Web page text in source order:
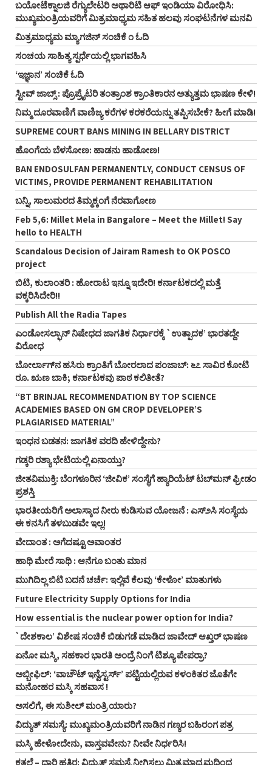
ಬಯೋಟೆಕ್ನಾಲಜಿ ರೆಗ್ಯುಲೇಟರಿ ಅಥಾರಿಟಿ ಆಫ್‌ ಇಂಡಿಯಾ ವಿರೋಧಿಸಿ:
ಮುಖ್ಯಮಂತ್ರಿಯವರಿಗೆ ಮಿತ್ರಮಾಧ್ಯಮ ಸಹಿತ ಹಲವು ಸಂಘಟನೆಗಳ ಮನವಿ
ಮಿತ್ರಮಾಧ್ಯಮ ಮ್ಯಾಗಜಿನ್‌ ಸಂಚಿಕೆ ೧ ಓದಿ
ಸಂಚಯ ಸಾಹಿತ್ಯ ಸ್ಪರ್ಧೆಯಲ್ಲಿ ಭಾಗವಹಿಸಿ
‘ಇಜ್ಞಾನ’ ಸಂಚಿಕೆ ಓದಿ
ಸ್ಟೀವ್‌ ಜಾಬ್ಸ್‌ : ಪ್ರೊಪ್ರೈಟರಿ ತಂತ್ರಾಂಶ ಕ್ರಾಂತಿಕಾರನ ಅತ್ಯುತ್ತಮ ಭಾಷಣ ಕೇಳಿ!
ನಿಮ್ಮ ದೂರವಾಣಿಗೆ ವಾಣಿಜ್ಯ ಕರೆಗಳ ಕರಕರೆಯನ್ನು ತಪ್ಪಿಸಬೇಕೆ? ಹೀಗೆ ಮಾಡಿ!
SUPREME COURT BANS MINING IN BELLARY DISTRICT
ಹೊಂಗೆಯ ಬೆಳಸೋಣ: ಹಾಡನು ಹಾಡೋಣ!
BAN ENDOSULFAN PERMANENTLY, CONDUCT CENSUS OF
VICTIMS, PROVIDE PERMANENT REHABILITATION
ಬನ್ನಿ, ಸಾಲುಮರದ ತಿಮ್ಮಕ್ಕಂಗೆ ನೆರವಾಗೋಣ
Feb 5,6: Millet Mela in Bangalore – Meet the Millet! Say
hello to HEALTH
Scandalous Decision of Jairam Ramesh to OK POSCO
project
ಬಿಟಿ, ಕುಲಾಂತರಿ : ಹೋರಾಟ ಇನ್ನೂ ಇದೇರಿ! ಕರ್ನಾಟಕದಲ್ಲಿ ಮತ್ತೆ
ವಕ್ಕರಿಸಿದೇರಿ!!
Publish All the Radia Tapes
ಎಂಡೋಸಲ್ಫಾನ್ ನಿಷೇಧದ ಜಾಗತಿಕ ನಿರ್ಧಾರಕ್ಕೆ `ಉತ್ಪಾದಕ’ ಭಾರತದ್ದೇ
ವಿರೋಧ
ಬೋರ್ಲಾಗ್‌ನ ಹಸಿರು ಕ್ರಾಂತಿಗೆ ಬೋರಲಾದ ಪಂಜಾಬ್: ೬೭ ಸಾವಿರ ಕೋಟಿ
ರೂ. ಋಣ ಬಾಕಿ; ಕರ್ನಾಟಕವು ಪಾಠ ಕಲಿತೀತೆ?
“BT BRINJAL RECOMMENDATION BY TOP SCIENCE
ACADEMIES BASED ON GM CROP DEVELOPER’S
PLAGIARISED MATERIAL”
ಇಂಧನ ಬಡತನ: ಜಾಗತಿಕ ವರದಿ ಹೇಳಿದ್ದೇನು?
ಗಡ್ಕರಿ ರಶ್ಯಾ ಭೇಟಿಯಲ್ಲಿ ಏನಾಯ್ತು?
ಜೀತವಿಮುಕ್ತಿ: ಬೆಂಗಳೂರಿನ ‘ಜೀವಿಕ’ ಸಂಸ್ಥೆಗೆ ಹ್ಯಾರಿಯೆಟ್ ಟಬ್‌ಮನ್ ಫ್ರೀಡಂ
ಪ್ರಶಸ್ತಿ
ಭಾರತೀಯರಿಗೆ ಅಲಾಸ್ಕಾದ ನೀರು ಕುಡಿಸುವ ಯೋಜನೆ : ಎಸ್೨ಸಿ ಸಂಸ್ಥೆಯ
ಈ ಕನಸಿಗೆ ತಳಬುಡವೇ ಇಲ್ಲ!
ವೇದಾಂತ : ಅಗೆದಷ್ಟೂ ಅವಾಂತರ
ಹಾಥಿ ಮೇರೆ ಸಾಥಿ : ಆನೆಗೂ ಬಂತು ಮಾನ
ಮುಗಿದಿಲ್ಲ ಬಿಟಿ ಬದನೆ ಚರ್ಚೆ: ಇಲ್ಲಿವೆ ಕೆಲವು ‘ಕೇಳೋ’ ಮಾತುಗಳು
Future Electricity Supply Options for India
How essential is the nuclear power option for India?
`ದೇಶಕಾಲ’ ವಿಶೇಷ ಸಂಚಿಕೆ ಬಿಡುಗಡೆ ಮಾಡಿದ ಜಾವೇದ್ ಆಖ್ತರ್ ಭಾಷಣ
ಏನೋ ಮಸ್ಕಿ, ಸಹಕಾರ ಭಾರತಿ ಅಂದ್ರೆ ನಿಂಗೆ ಟಿಶ್ಯೂ ಪೇಪರ್ರಾ?
ಅಬ್ಬೀಫಿಲ್: ‘ವಾಚೌಟ್ ಇನ್ವೆಸ್ಟರ್ಸ್‌’ ಪಟ್ಟಿಯಲ್ಲಿರುವ ಕಳಂಕಿತರ ಜೊತೆಗೇ
ಮನೋಹರ ಮಸ್ಕಿ ಸಹವಾಸ !
ಅಸಲಿಗೆ, ಈ ಸುಶೀಲ್ ಮಂತ್ರಿ ಯಾರು?
ವಿದ್ಯುತ್ ಸಮಸ್ಯೆ: ಮುಖ್ಯಮಂತ್ರಿಯವರಿಗೆ ನಾಡಿನ ಗಣ್ಯರ ಬಹಿರಂಗ ಪತ್ರ
ಮಸ್ಕಿ ಹೇಳೋದೇನು, ವಾಸ್ತವವೇನು? ನೀವೇ ನಿರ್ಧರಿಸಿ!
ಕತ್ತಲೆ – ದಾರಿ ಹತ್ತಿರ: ವಿದ್ಯುತ್ ಸಮಸ್ಯೆ ನೀಗಿಸಲು ಮಿತ್ರಮಾಧ್ಯಮದಿಂದ